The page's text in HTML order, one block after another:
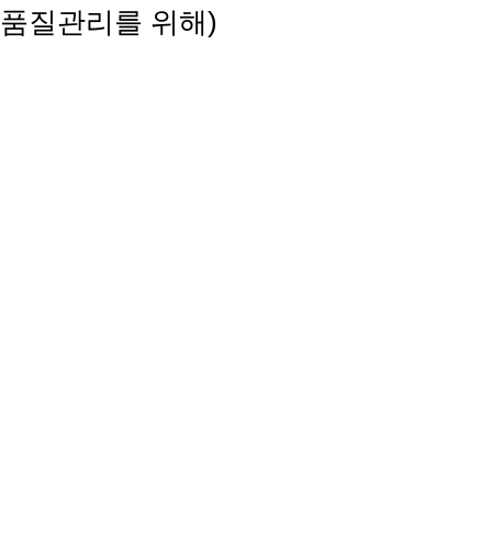
품질관리를 위해)